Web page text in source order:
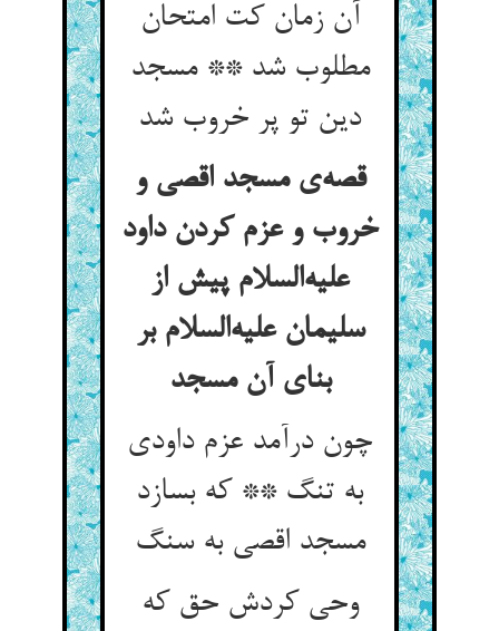
آن زمان کت امتحان
مطلوب شد ** مسجد
دین تو پر خروب شد
قصه‌ی مسجد اقصی و
خروب و عزم کردن داود
علیه‌السلام پیش از
سلیمان علیه‌السلام بر
بنای آن مسجد
چون درآمد عزم داودی
به تنگ ** که بسازد
مسجد اقصی به سنگ
وحی کردش حق که